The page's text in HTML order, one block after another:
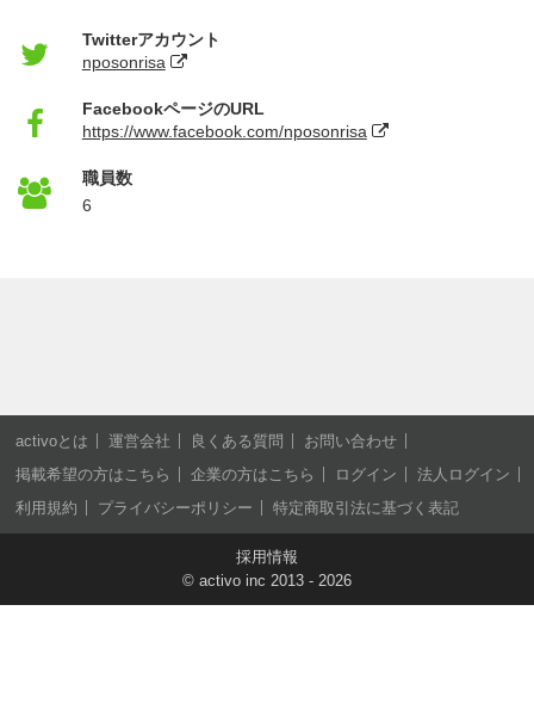
Twitterアカウント
nposonrisa
FacebookページのURL
https://www.facebook.com/nposonrisa
職員数
6
activoとは 運営会社 良くある質問
お問い合わせ
掲載希望の方はこちら
企業の方はこちら ログイン
法人ログイン
利用規約
プライバシーポリシー 特定商取引法に基づく表記
採用情報
© activo inc 2013 - 2026